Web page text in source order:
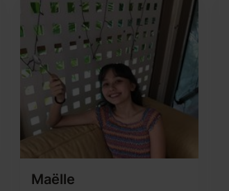
Maëlle